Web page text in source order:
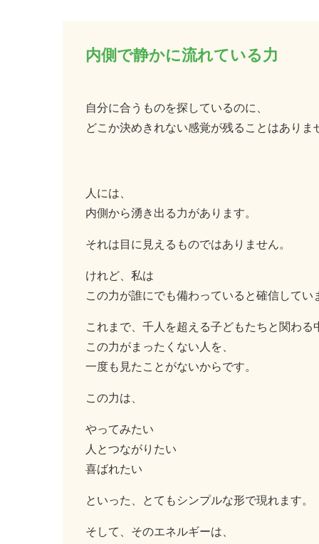
内側で静かに流れている力
自分に合うものを探しているのに、
どこか決めきれない感覚が残ることはありま
人には、
内側から湧き出る力があります。
それは目に見えるものではありません。
けれど、私は
この力が誰にでも備わっていると確信してい
これまで、千人を超える子どもたちと関わる
この力がまったくない人を、
一度も見たことがないからです。
この力は、
やってみたい
人とつながりたい
喜ばれたい
といった、とてもシンプルな形で現れます。
そして、そのエネルギーは、